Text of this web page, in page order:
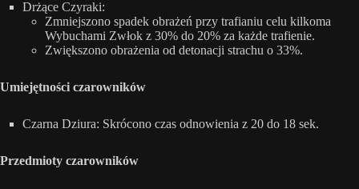
Drżące Czyraki:
Zmniejszono spadek obrażeń przy trafianiu celu kilkoma
Wybuchami Zwłok z 30% do 20% za każde trafienie.
Zwiększono obrażenia od detonacji strachu o 33%.
Umiejętności czarowników
Czarna Dziura: Skrócono czas odnowienia z 20 do 18 sek.
Przedmioty czarowników